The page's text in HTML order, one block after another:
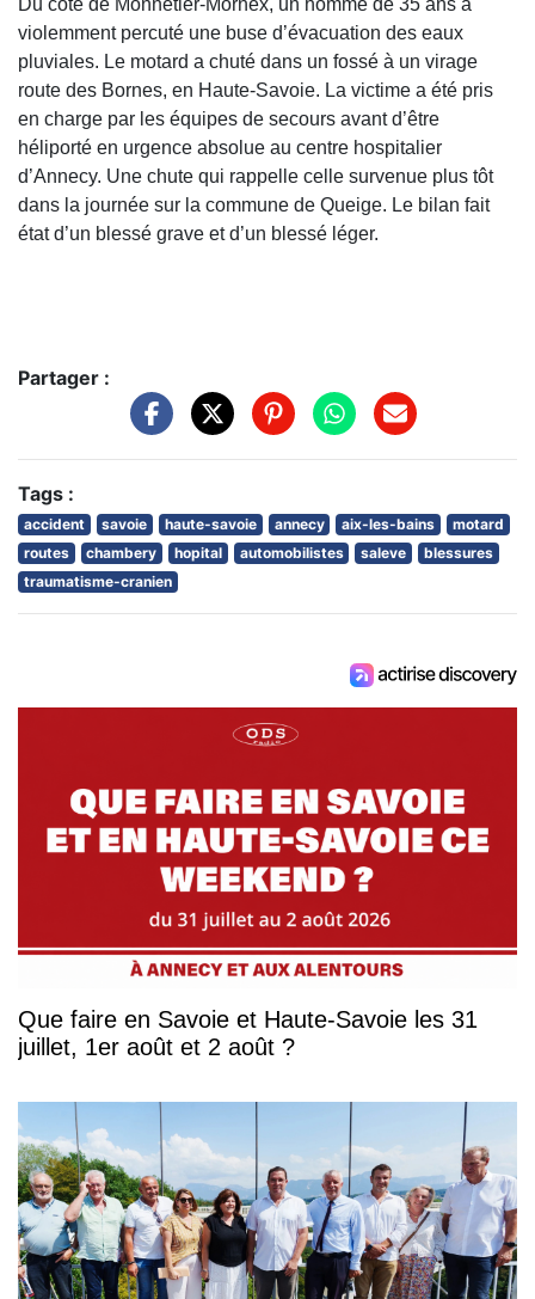
Du côté de Monnetier-Mornex, un homme de 35 ans a
violemment percuté une buse d’évacuation des eaux
pluviales. Le motard a chuté dans un fossé à un virage
route des Bornes, en Haute-Savoie. La victime a été pris
en charge par les équipes de secours avant d’être
héliporté en urgence absolue au centre hospitalier
d’Annecy. Une chute qui rappelle celle survenue plus tôt
dans la journée sur la commune de Queige. Le bilan fait
état d’un blessé grave et d’un blessé léger.
Partager :
Tags :
accident savoie haute-savoie annecy aix-les-bains
motard
routes
chambery hopital automobilistes saleve
blessures
traumatisme-cranien
Que faire en Savoie et Haute-Savoie les 31
juillet, 1er août et 2 août ?